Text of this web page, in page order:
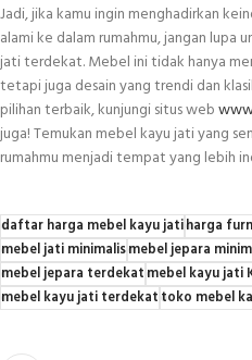
Jadi, jika kamu ingin menghadirkan
alami ke dalam rumahmu, jangan lupa
jati terdekat. Mebel ini tidak hanya
tetapi juga desain yang trendi dan
pilihan terbaik, kunjungi situs web
juga! Temukan mebel kayu jati yang
rumahmu menjadi tempat yang lebih
daftar harga mebel kayu jatiharga
mebel jati minimalismebel jepara
mebel jepara terdekatmebel kayu jati
mebel kayu jati terdekattoko mebel